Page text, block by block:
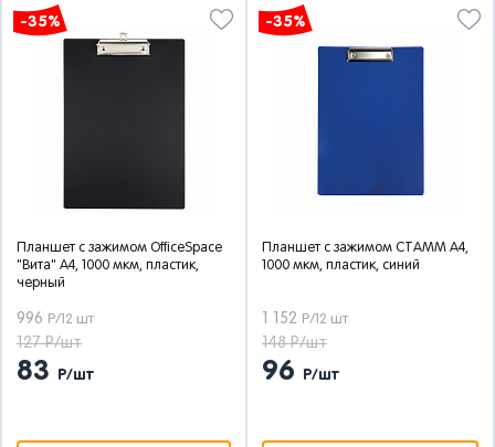
-35%
Планшет с зажимом OfficeSpace
"Вита" А4, 1000 мкм, пластик,
черный
996 Р/12 шт
127 Р/шт
83 Р/шт
-35%
Планшет с зажимом СТАММ А4,
1000 мкм, пластик, синий
1 152 Р/12 шт
148 Р/шт
96 Р/шт